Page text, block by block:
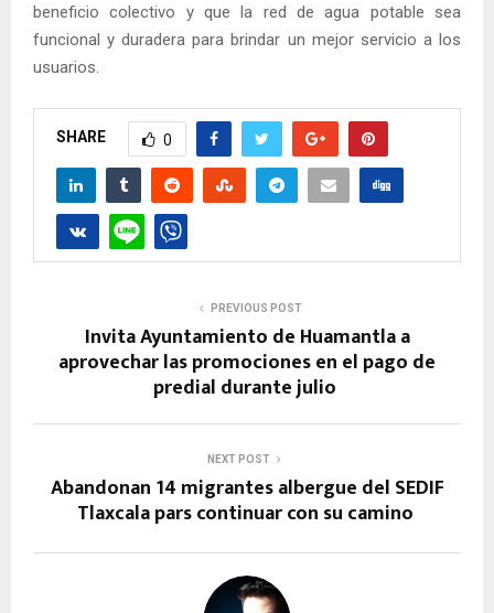
beneficio colectivo y que la red de agua potable sea
funcional y duradera para brindar un mejor servicio a los
usuarios.
SHARE 0
PREVIOUS POST
Invita Ayuntamiento de Huamantla a
aprovechar las promociones en el pago de
predial durante julio
NEXT POST
Abandonan 14 migrantes albergue del SEDIF
Tlaxcala pars continuar con su camino